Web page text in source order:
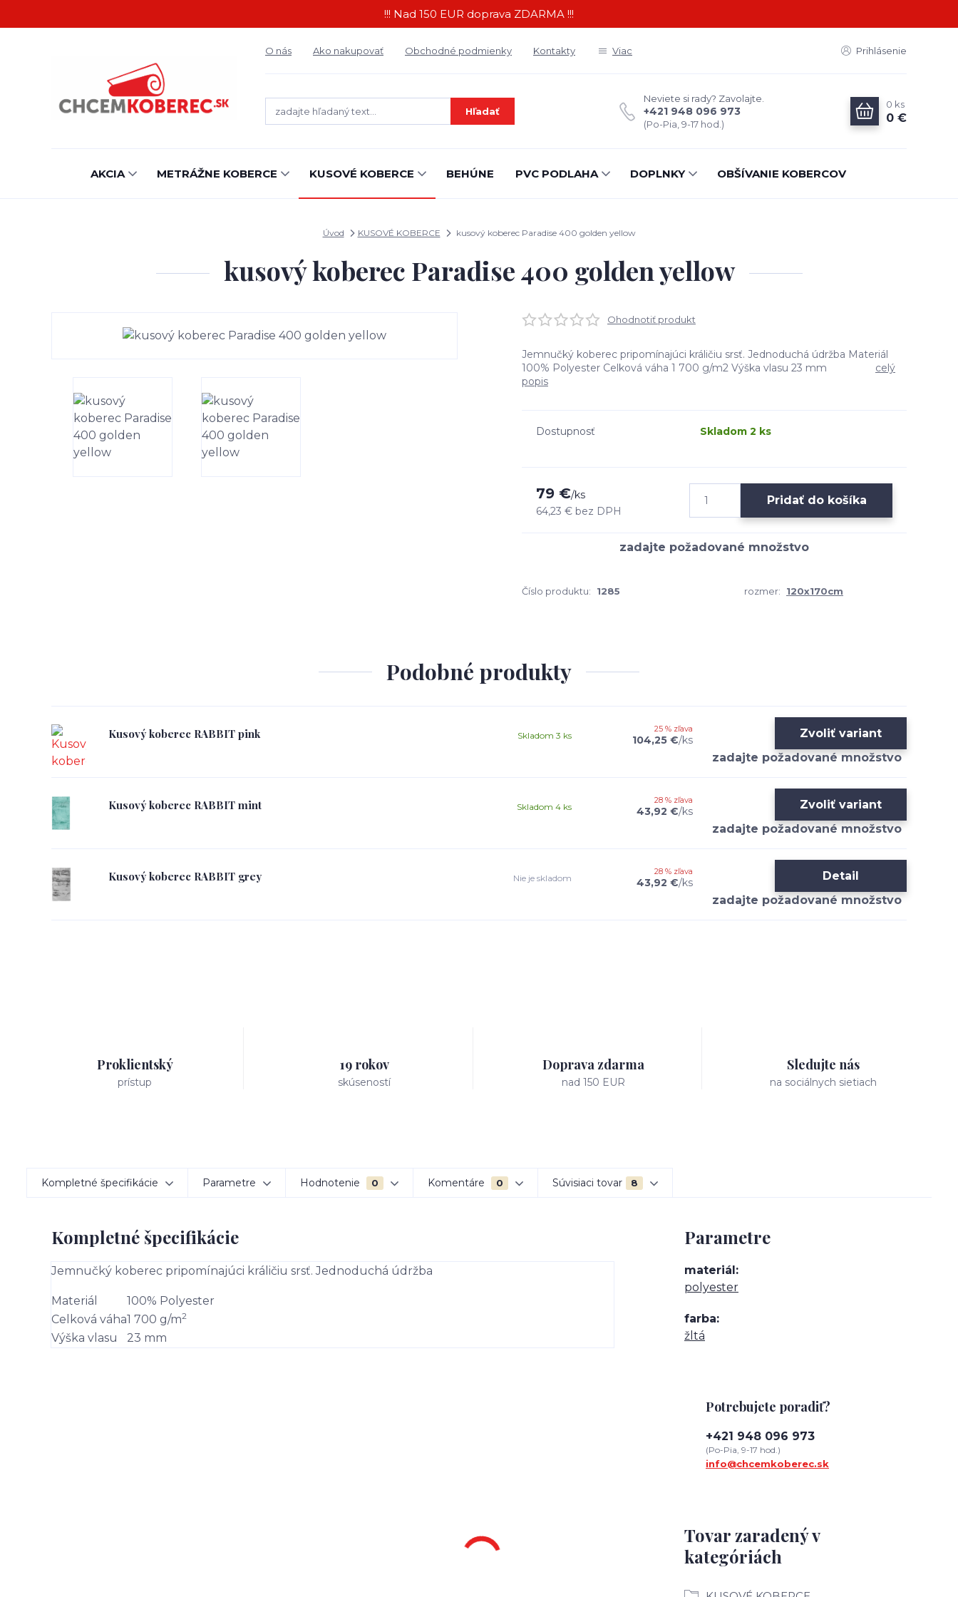
!!! Nad 150 EUR doprava ZDARMA !!!
O nás Ako nakupovať Obchodné podmienky Kontakty Viac Prihlásenie
Hľadať
Neviete si rady? Zavolajte.
+421 948 096 973
(Po-Pia, 9-17 hod.)
0 ks
0 €
AKCIA METRÁŽNE KOBERCE KUSOVÉ KOBERCE BEHÚNE PVC PODLAHA DOPLNKY OBŠÍVANIE KOBERCOV
Úvod KUSOVÉ KOBERCE kusový koberec Paradise 400 golden yellow
kusový koberec Paradise 400 golden yellow
Ohodnotiť produkt
Jemnučký koberec pripomínajúci králičiu srsť. Jednoduchá údržba Materiál
100% Polyester Celková váha 1 700 g/m2 Výška vlasu 23 mm celý
popis
Dostupnosť Skladom 2 ks
79 €/ks
64,23 € bez DPH
Pridať do košíka
Číslo produktu: 1285 rozmer: 120x170cm
Podobné produkty
Kusový koberec RABBIT pink 25 % zľava
104,25 €/ks
Skladom 3 ks Zvoliť variant
Kusový koberec RABBIT mint 28 % zľava
43,92 €/ks
Skladom 4 ks Zvoliť variant
Kusový koberec RABBIT grey 28 % zľava
43,92 €/ks
Nie je skladom Detail
Proklientský
prístup
19 rokov
skúseností
Doprava zdarma
nad 150 EUR
Sledujte nás
na sociálnych sietiach
Kompletné špecifikácie Parametre Hodnotenie 0 Komentáre 0 Súvisiaci tovar 8
Kompletné špecifikácie
Jemnučký koberec pripomínajúci králičiu srsť. Jednoduchá údržba
Materiál
100% Polyester
Celková váha1 700 g/m2
Výška vlasu 23 mm
Parametre
materiál
polyester
farba
žltá
Tovar zaradený v
kategóriách
Potrebujete poradiť?
+421 948 096 973
(Po-Pia, 9-17 hod.)
info@chcemkoberec.sk